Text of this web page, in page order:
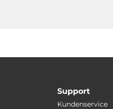
Support
Kundenservice